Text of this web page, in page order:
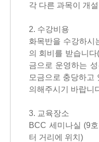
각 다른 과목이 개
2. 수강비용
화목반을 수강하시
의 회비를 받습니
금으로 운영하는
모금으로 충당하고
의해주시기 바랍니
3. 교육장소
BCC 세미나실 (9
터 거리에 위치)